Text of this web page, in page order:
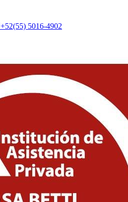
+52(55) 5016-4902